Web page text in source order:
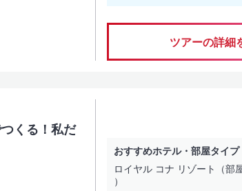
における「豪華・デラックスホテル」
できかつコストパフォーマンスの高い」ホテル
ツアーの詳細
くる！私だ
おすすめホテル・部屋タイプ
ロイヤル コナ リゾート（部
）